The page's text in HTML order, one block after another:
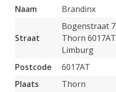
Naam Brandinx
Straat
Bogenstraat 7
Thorn 6017AT
Limburg
Postcode
6017AT
Plaats
Thorn